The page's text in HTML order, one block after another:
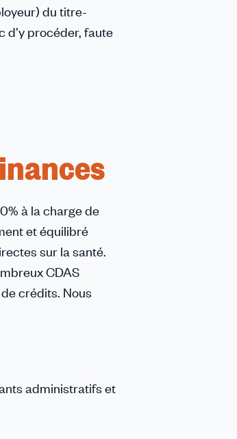
du titre-
procéder, faute
à la charge de
et équilibré
sur la santé.
CDAS
crédits. Nous
administratifs et